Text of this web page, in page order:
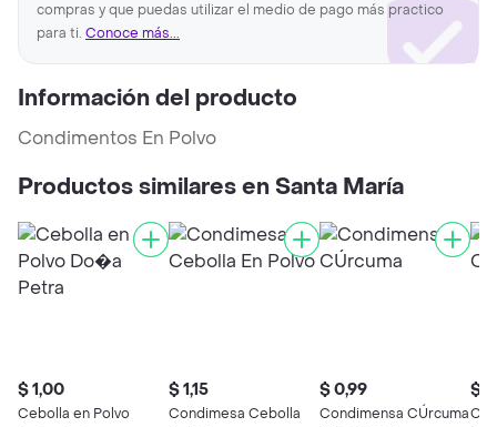
compras y que puedas utilizar el medio de pago más practico
para ti. Conoce más...
Información del producto
Condimentos En Polvo
Productos similares en Santa María
$ 1,00
Cebolla en Polvo
$ 1,15
Condimesa Cebolla
$ 0,99
Condimensa CÚrcuma
$